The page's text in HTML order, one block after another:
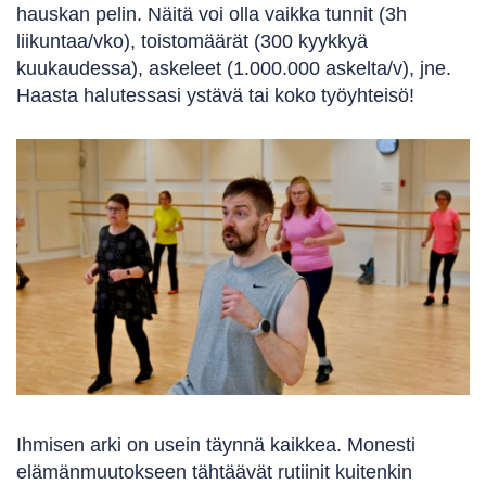
hauskan pelin. Näitä voi olla vaikka tunnit (3h
liikuntaa/vko), toistomäärät (300 kyykkyä
kuukaudessa), askeleet (1.000.000 askelta/v), jne.
Haasta halutessasi ystävä tai koko työyhteisö!
Ihmisen arki on usein täynnä kaikkea. Monesti
elämänmuutokseen tähtäävät rutiinit kuitenkin